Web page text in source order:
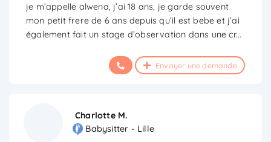
je m’appelle alwena, j’ai 18 ans, je garde souvent
mon petit frere de 6 ans depuis qu’il est bebe et j’ai
également fait un stage d’observation dans une cr...
Envoyer une demande
Charlotte M.
Babysitter - Lille